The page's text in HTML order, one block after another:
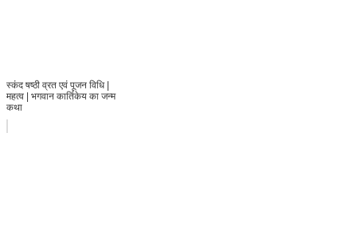
स्कंद षष्ठी व्रत एवं पूजन विधि |
महत्व | भगवान कार्तिकेय का जन्म
कथा